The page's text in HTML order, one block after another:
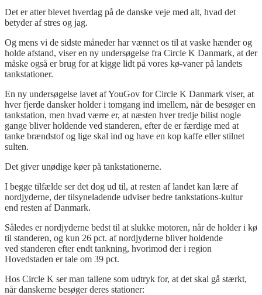
Det er atter blevet hverdag på de danske veje med alt, hvad det
betyder af stres og jag.
Og mens vi de sidste måneder har vænnet os til at vaske hænder og
holde afstand, viser en ny undersøgelse fra Circle K Danmark, at der
måske også er brug for at kigge lidt på vores kø-vaner på landets
tankstationer.
En ny undersøgelse lavet afYouGov forCircle K Danmark viser, at
hver fjerde dansker holder i tomgang ind imellem, når de besøger en
tankstation, men hvad værre er, at næsten hver tredje bilist nogle
gange bliver holdende ved standeren, efter de er færdige med at
tanke brændstof og lige skal ind og have en kop kaffe eller stilnet
sulten.
Det giver unødige køer på tankstationerne.
I begge tilfælde ser det dog ud til, at resten af landet kan lære af
nordjyderne, der tilsyneladende udviser bedre tankstations-kultur
end resten af Danmark.
Således er nordjyderne bedst til at slukke motoren, når de holder i kø
til standeren, og kun 26 pct. af nordjyderne bliver holdende
ved standeren efter endt tankning, hvorimod der i region
Hovedstaden er tale om 39 pct.
Hos Circle K ser man tallene som udtryk for, at det skal gå stærkt,
når danskerne besøger deres stationer: